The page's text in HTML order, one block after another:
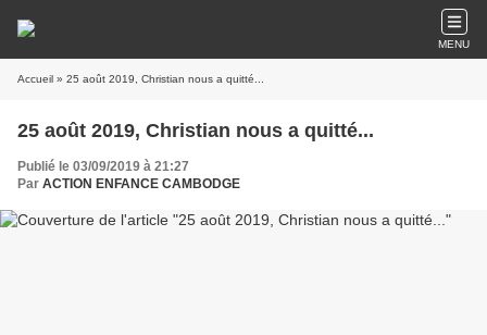
MENU
Accueil » 25 août 2019, Christian nous a quitté...
25 août 2019, Christian nous a quitté...
Publié le 03/09/2019 à 21:27
Par ACTION ENFANCE CAMBODGE